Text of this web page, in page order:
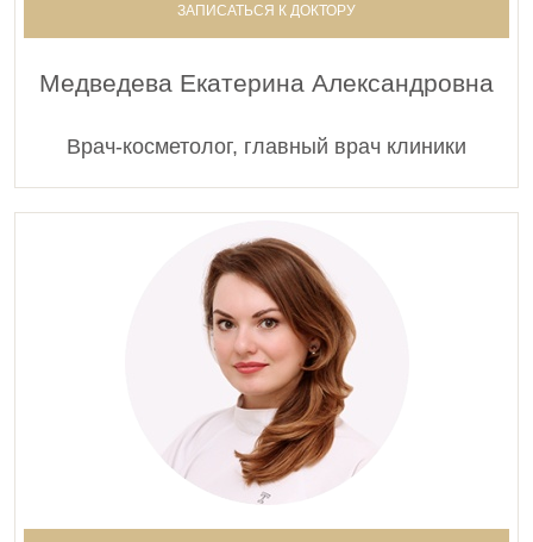
ЗАПИСАТЬСЯ К ДОКТОРУ
Медведева Екатерина Александровна
Врач-косметолог, главный врач клиники